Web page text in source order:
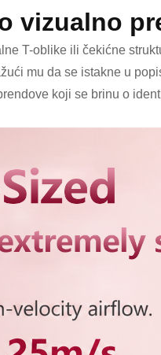
vizualno
T-oblike ili čekićne
mu da se istakne u
koji se brinu o